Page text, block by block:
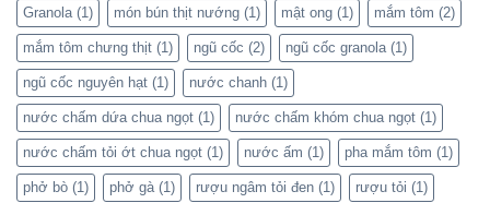
Granola(1) món bún thịt nướng (1) mật ong (1) mắm tôm (2)
mắm tôm chưng thịt (1) ngũ cốc (2) ngũ cốc granola(1)
ngũ cốc nguyên hạt (1) nước chanh (1)
nước chấm dứa chua ngọt (1) nước chấm khóm chua ngọt (1)
nước chấm tỏi ớt chua ngọt (1) nước ấm (1) pha mắm tôm (1)
phở bò (1) phở gà(1) rượu ngâm tỏi đen (1) rượu tỏi (1)